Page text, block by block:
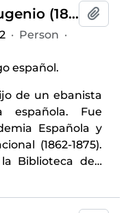
Hartzenbusch, Juan Eugenio (1806-1880)
· Person ·
español.
de un ebanista
española. Fue
Española y
(1862-1875).
Biblioteca de…